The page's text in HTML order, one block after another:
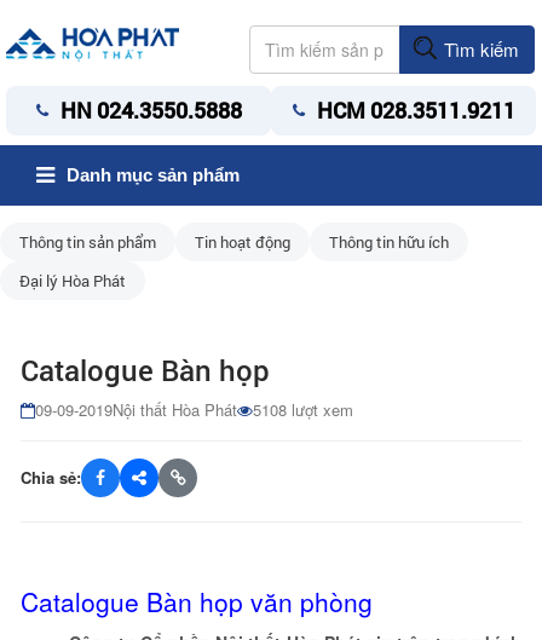
Tìm kiếm
HN 024.3550.5888 HCM 028.3511.9211
Danh mục sản phẩm
Thông tin sản phẩm Tin hoạt động
Thông tin hữu ích
Đại lý Hòa Phát
Catalogue Bàn họp
09-09-2019Nội thất Hòa Phát 5108 lượt xem
Chia sẻ:
Catalogue Bàn họp văn phòng